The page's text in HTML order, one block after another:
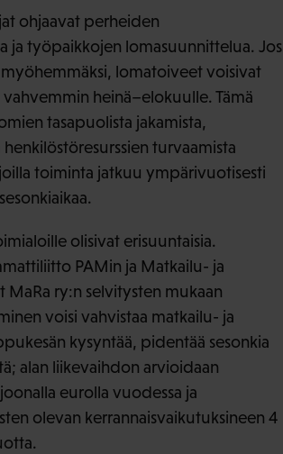
ohjaavat perheiden
ja työpaikkojen lomasuunnittelua. Jos
myöhemmäksi, lomatoiveet voisivat
heinä–elokuulle. Tämä
tasapuolista jakamista,
henkilöstöresurssien turvaamista
toiminta jatkuu ympärivuotisesti
olisivat erisuuntaisia.
PAMin ja Matkailu- ja
MaRa ry:n selvitysten mukaan
voisi vahvistaa matkailu- ja
kysyntää, pidentää sesonkia
alan liikevaihdon arvioidaan
eurolla vuodessa ja
olevan kerrannaisvaikutuksineen 4